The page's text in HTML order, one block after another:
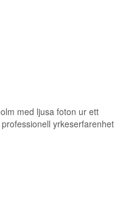
med ljusa foton ur ett
yrkeserfarenhet